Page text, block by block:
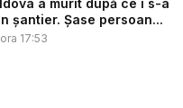
a murit după ce i s-a
șantier. Șase persoan...
17:53